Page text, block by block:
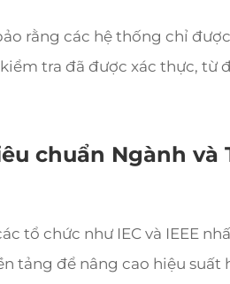
rằng các hệ thống chỉ
tra đã được xác thực, từ
chuẩn Ngành và
tổ chức như IEC và IEEE
tảng để nâng cao hiệu